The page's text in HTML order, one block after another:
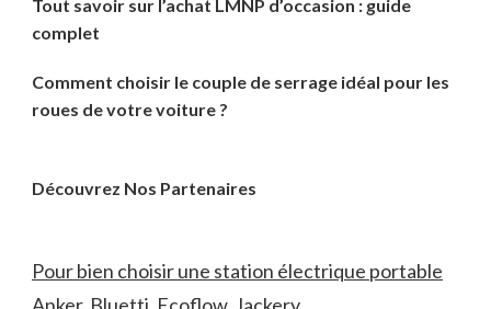
Tout savoir sur l’achat LMNP d’occasion : guide
complet
Comment choisir le couple de serrage idéal pour les
roues de votre voiture ?
Découvrez Nos Partenaires
Pour bien choisir une station électrique portable